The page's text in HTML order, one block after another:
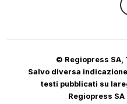
© Regiopress
Salvo diversa
testi pubblicati su
Regiopress